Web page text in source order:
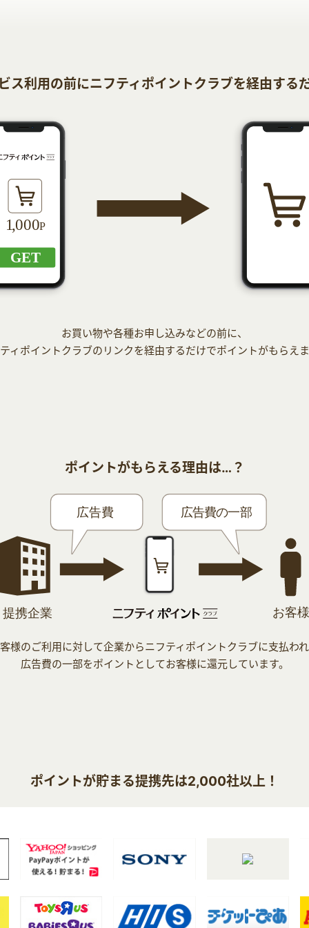
ス利用の前にニフティポイントクラブを経由する
お買い物や各種お申し込みなどの前に、
ィポイントクラブのリンクを経由するだけでポイントがもらえ
ポイントがもらえる理由は…？
様のご利用に対して企業からニフティポイントクラブに支払わ
広告費の一部をポイントとしてお客様に還元しています。
ポイントが貯まる提携先は2,000社以上！